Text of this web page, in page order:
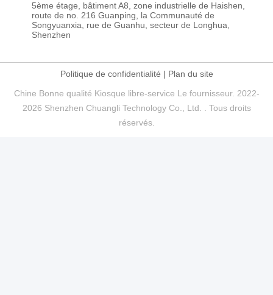
5ème étage, bâtiment A8, zone industrielle de Haishen,
route de no. 216 Guanping, la Communauté de
Songyuanxia, rue de Guanhu, secteur de Longhua,
Shenzhen
Politique de confidentialité | Plan du site
Chine Bonne qualité Kiosque libre-service Le fournisseur. 2022-
2026 Shenzhen Chuangli Technology Co., Ltd. . Tous droits
réservés.